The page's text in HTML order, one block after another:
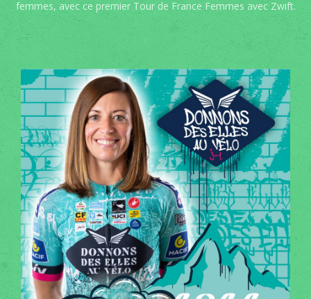
femmes, avec ce premier Tour de France Femmes avec Zwift.